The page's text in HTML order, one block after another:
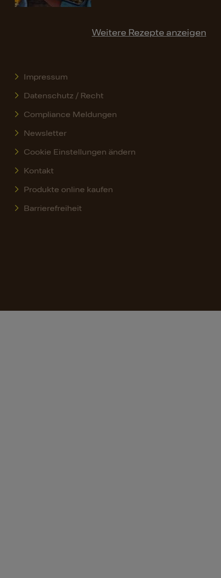
Weitere Rezepte anzeigen
Impressum
Datenschutz / Recht
Compliance Meldungen
Newsletter
Cookie Einstellungen ändern
Kontakt
Produkte online kaufen
Barrierefreiheit